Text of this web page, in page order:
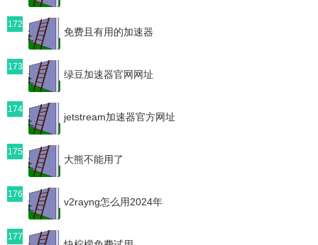
172
免费且有用的加速器
173
绿豆加速器官网网址
174
jetstream加速器官方网址
175
大熊不能用了
176
v2rayng怎么用2024年
177